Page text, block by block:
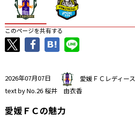
このページを共有する
2026年07月07日
愛媛ＦＣレディース
text by No.26 桜井 由衣香
愛媛ＦＣの魅力